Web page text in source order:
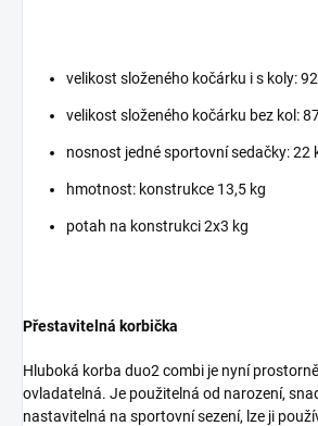
velikost složeného kočárku i s koly:
velikost složeného kočárku bez kol:
nosnost jedné sportovní sedačky: 22
hmotnost: konstrukce 13,5 kg
potah na konstrukci 2x3 kg
Přestavitelná korbička
Hluboká korba duo2 combi je nyní
ovladatelná. Je použitelná od narození,
nastavitelná na sportovní sezení, lze ji